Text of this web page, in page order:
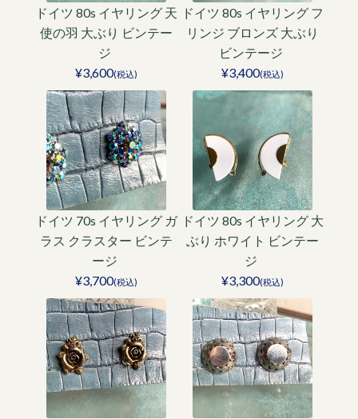
ドイツ 80s イヤリング 天
使の羽 大ぶり ビンテー
ジ
¥3,600(税込)
ドイツ 80s イヤリング フ
リンジ ブロンズ 大ぶり
ビンテージ
¥3,400(税込)
ドイツ 70s イヤリング ガ
ラス クラスター ビンテ
ージ
¥3,700(税込)
ドイツ 80s イヤリング 大
ぶり ホワイト ビンテー
ジ
¥3,300(税込)